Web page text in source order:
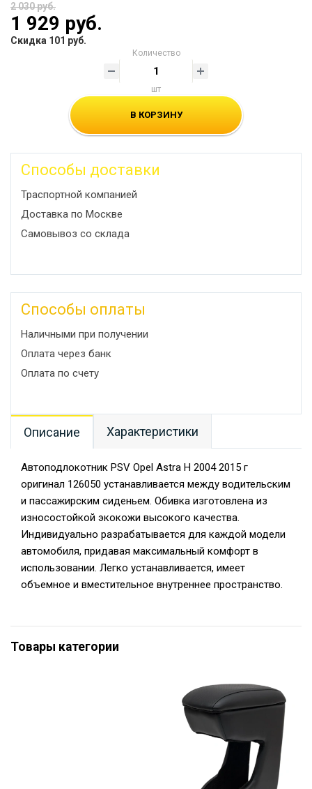
2 030 руб.
1 929 руб.
Скидка 101 руб.
Количество
шт
В КОРЗИНУ
Способы доставки
Траспортной компанией
Доставка по Москве
Самовывоз со склада
Способы оплаты
Наличными при получении
Оплата через банк
Оплата по счету
Описание Характеристики
Автоподлокотник PSV Opel Astra H 2004 2015 г
оригинал 126050 устанавливается между водительским
и пассажирским сиденьем. Обивка изготовлена из
износостойкой экокожи высокого качества.
Индивидуально разрабатывается для каждой модели
автомобиля, придавая максимальный комфорт в
использовании. Легко устанавливается, имеет
объемное и вместительное внутреннее пространство.
Товары категории